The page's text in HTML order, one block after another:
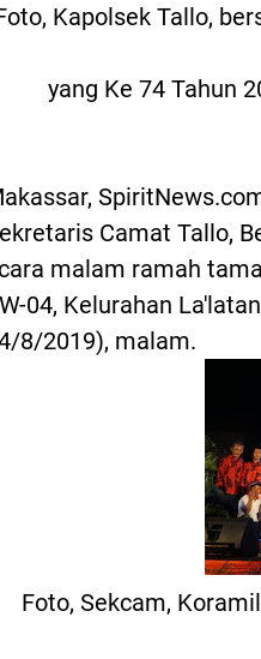
Kapolsek Tallo,
yang Ke 74 Tahun
Camat Tallo,
malam ramah
04, Kelurahan
8/2019), malam.
Foto, Sekcam,